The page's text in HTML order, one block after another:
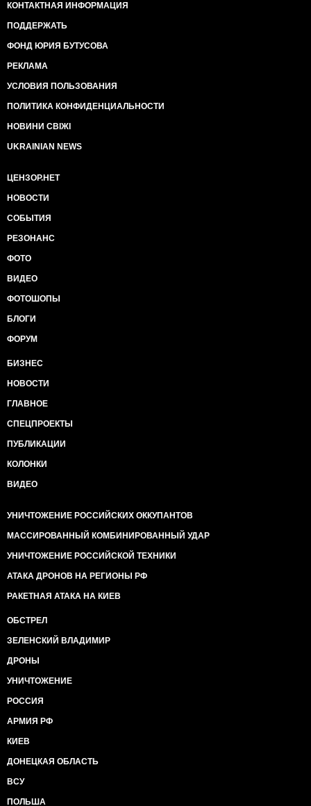
КОНТАКТНАЯ ИНФОРМАЦИЯ
ПОДДЕРЖАТЬ
ФОНД ЮРИЯ БУТУСОВА
РЕКЛАМА
УСЛОВИЯ ПОЛЬЗОВАНИЯ
ПОЛИТИКА КОНФИДЕНЦИАЛЬНОСТИ
НОВИНИ СВІЖІ
UKRAINIAN NEWS
ЦЕНЗОР.НЕТ
НОВОСТИ
СОБЫТИЯ
РЕЗОНАНС
ФОТО
ВИДЕО
ФОТОШОПЫ
БЛОГИ
ФОРУМ
БИЗНЕС
НОВОСТИ
ГЛАВНОЕ
СПЕЦПРОЕКТЫ
ПУБЛИКАЦИИ
КОЛОНКИ
ВИДЕО
УНИЧТОЖЕНИЕ РОССИЙСКИХ ОККУПАНТОВ
МАССИРОВАННЫЙ КОМБИНИРОВАННЫЙ УДАР
УНИЧТОЖЕНИЕ РОССИЙСКОЙ ТЕХНИКИ
АТАКА ДРОНОВ НА РЕГИОНЫ РФ
РАКЕТНАЯ АТАКА НА КИЕВ
ОБСТРЕЛ
ЗЕЛЕНСКИЙ ВЛАДИМИР
ДРОНЫ
УНИЧТОЖЕНИЕ
РОССИЯ
АРМИЯ РФ
КИЕВ
ДОНЕЦКАЯ ОБЛАСТЬ
ВСУ
ПОЛЬША